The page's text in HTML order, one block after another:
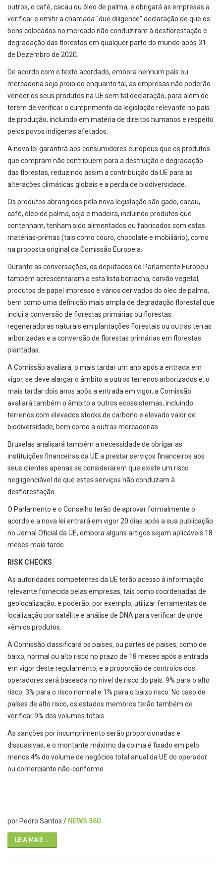
outros, o café, cacau ou óleo de palma, e obrigará as empresas a
verificar e emitir a chamada "due diligence" declaração de que os
bens colocados no mercado não conduziram à desflorestação e
degradação das florestas em qualquer parte do mundo após 31
de Dezembro de 2020.
De acordo com o texto acordado, embora nenhum país ou
mercadoria seja proibido enquanto tal, as empresas não poderão
vender os seus produtos na UE sem tal declaração, para além de
terem de verificar o cumprimento da legislação relevante no país
de produção, incluindo em matéria de direitos humanos e respeito
pelos povos indígenas afetados.
A nova lei garantirá aos consumidores europeus que os produtos
que compram não contribuem para a destruição e degradação
das florestas, reduzindo assim a contribuição da UE para as
alterações climáticas globais e a perda de biodiversidade.
Os produtos abrangidos pela nova legislação são gado, cacau,
café, óleo de palma, soja e madeira, incluindo produtos que
contenham, tenham sido alimentados ou fabricados com estas
matérias-primas (tais como couro, chocolate e mobiliário), como
na proposta original da Comissão Europeia.
Durante as conversações, os deputados do Parlamento Europeu
também acrescentaram a esta lista borracha, carvão vegetal,
produtos de papel impresso e vários derivados do óleo de palma,
bem como uma definição mais ampla de degradação florestal que
inclui a conversão de florestas primárias ou florestas
regeneradoras naturais em plantações florestais ou outras terras
arborizadas e a conversão de florestas primárias em florestas
plantadas.
A Comissão avaliará, o mais tardar um ano após a entrada em
vigor, se deve alargar o âmbito a outros terrenos arborizados e, o
mais tardar dois anos após a entrada em vigor, a Comissão
avaliará também o âmbito a outros ecossistemas, incluindo
terrenos com elevados stocks de carbono e elevado valor de
biodiversidade, bem como a outras mercadorias.
Bruxelas analisará também a necessidade de obrigar as
instituições financeiras da UE a prestar serviços financeiros aos
seus clientes apenas se considerarem que existe um risco
negligenciável de que estes serviços não conduzam à
desflorestação.
O Parlamento e o Conselho terão de aprovar formalmente o
acordo e a nova lei entrará em vigor 20 dias após a sua publicação
no Jornal Oficial da UE, embora alguns artigos sejam aplicáveis 18
meses mais tarde.
RISK CHECKS
As autoridades competentes da UE terão acesso à informação
relevante fornecida pelas empresas, tais como coordenadas de
geolocalização, e poderão, por exemplo, utilizar ferramentas de
localização por satélite e análise de DNA para verificar de onde
vêm os produtos.
A Comissão classificará os países, ou partes de países, como de
baixo, normal ou alto risco no prazo de 18 meses após a entrada
em vigor deste regulamento, e a proporção de controlos dos
operadores será baseada no nível de risco do país: 9% para o alto
risco, 3% para o risco normal e 1% para o baixo risco. No caso de
países de alto risco, os estados membros terão também de
verificar 9% dos volumes totais.
As sanções por incumprimento serão proporcionadas e
dissuasivas, e o montante máximo da coima é fixado em pelo
menos 4% do volume de negócios total anual da UE do operador
ou comerciante não-conforme.
por Pedro Santos / NEWS 360
LEIA MAIS ...